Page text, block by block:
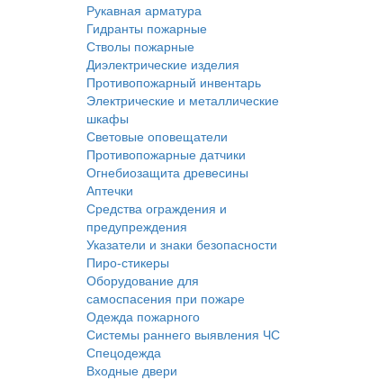
Рукавная арматура
Гидранты пожарные
Стволы пожарные
Диэлектрические изделия
Противопожарный инвентарь
Электрические и металлические
шкафы
Световые оповещатели
Противопожарные датчики
Огнебиозащита древесины
Аптечки
Средства ограждения и
предупреждения
Указатели и знаки безопасности
Пиро-стикеры
Оборудование для
самоспасения при пожаре
Одежда пожарного
Системы раннего выявления ЧС
Спецодежда
Входные двери